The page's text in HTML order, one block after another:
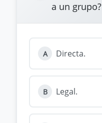
a un grupo?
A Directa.
B Legal.